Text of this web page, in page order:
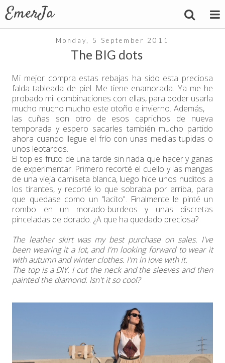
Monday, 5 September 2011
The BIG dots
Mi mejor compra estas rebajas ha sido esta preciosa
falda tableada de piel. Me tiene enamorada. Ya me he
probado mil combinaciones con ellas, para poder usarla
mucho mucho mucho este otoño e invierno. Además,
las cuñas son otro de esos caprichos de nueva
temporada y espero sacarles también mucho partido
ahora cuando llegue el frío con unas medias tupidas o
unos leotardos.
El top es fruto de una tarde sin nada que hacer y ganas
de experimentar. Primero recorté el cuello y las mangas
de una vieja camiseta blanca, luego hice unos nuditos a
los tirantes, y recorté lo que sobraba por arriba, para
que quedase como un "lacito". Finalmente le pinté un
rombo en un morado-burdeos y unas discretas
pinceladas de dorado. ¿A que ha quedado preciosa?
The leather skirt was my best purchase on sales. I've
been wearing it a lot, and I'm looking forward to wear it
with autumn and winter clothes. I'm in love with it.
The top is a DIY. I cut the neck and the sleeves and then
painted the diamond. Isn't it so cool?